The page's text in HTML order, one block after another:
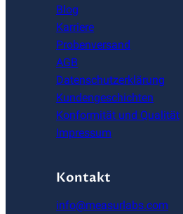
Blog
Karriere
Probenversand
AGB
Datenschutzerklärung
Kundengeschichten
Konformität und Qualität
Impressum
Kontakt
info@measurlabs.com